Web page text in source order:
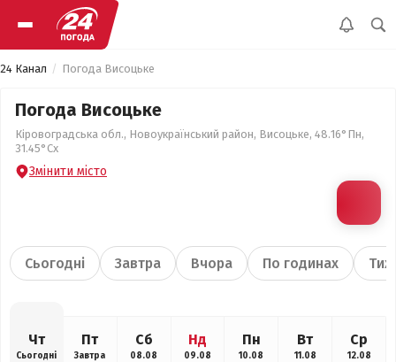
24 Канал Погода Висоцьке
Погода Висоцьке
Кіровоградська обл., Новоукраїнський район, Висоцьке, 48.16°Пн,
31.45°Сх
Змінити місто
Сьогодні Завтра Вчора По годинах
Чт
Сьогодні
Пт
Завтра
Сб
08.08
Нд
09.08
Пн
10.08
Вт
11.08
Ср
12.08